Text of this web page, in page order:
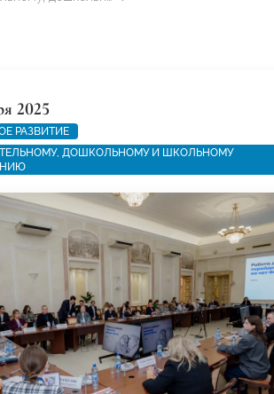
2025
РАЗВИТИЕ
ДОШКОЛЬНОМУ И ШКОЛЬНОМУ